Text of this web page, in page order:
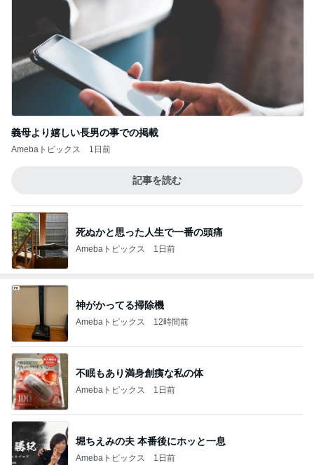
義母より嬉しい長男の事での掲載
Amebaトピックス 1日前
記事を読む
死ぬかと思った人生で一番の頭痛
Amebaトピックス 1日前
神がかってる掃除機
Amebaトピックス 12時間前
不眠もあり満身創痍な私の体
Amebaトピックス 1日前
堀ちえみの夫 本番後にホッと一息
Amebaトピックス 1日前